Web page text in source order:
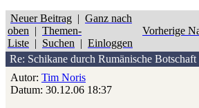
Neuer Beitrag | Ganz nach
oben | Themen-
Liste | Suchen | Einloggen
Vorherige
Re: Schikane durch Rumänische
Autor: Tim Noris
Datum: 30.12.06 18:37